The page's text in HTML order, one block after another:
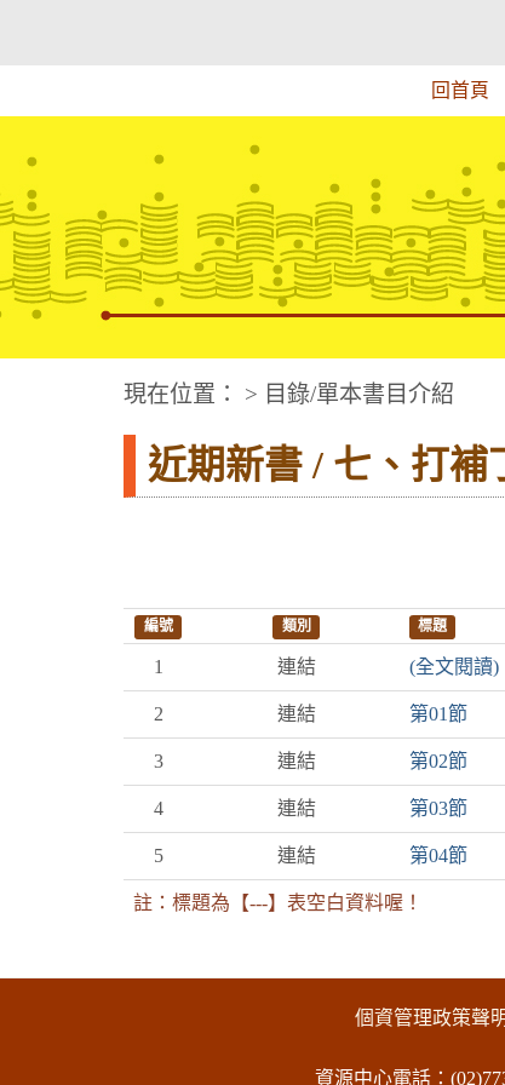
內
回首頁
華文視障電子圖書網
現在位置： > 目錄/單本書目介紹
近期新書 / 七、打
編號 類別 標題
1 連結 (全文閱讀)
2 連結 第01節
3 連結 第02節
4 連結 第03節
5 連結 第04節
註：標題為【---】表空白資料喔！
個資管理政策聲
資源中心電話：